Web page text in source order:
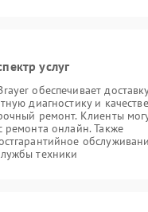
услуг
обеспечивает
диагностику и
ремонт. Клиенты
ремонта онлайн. Также
техники